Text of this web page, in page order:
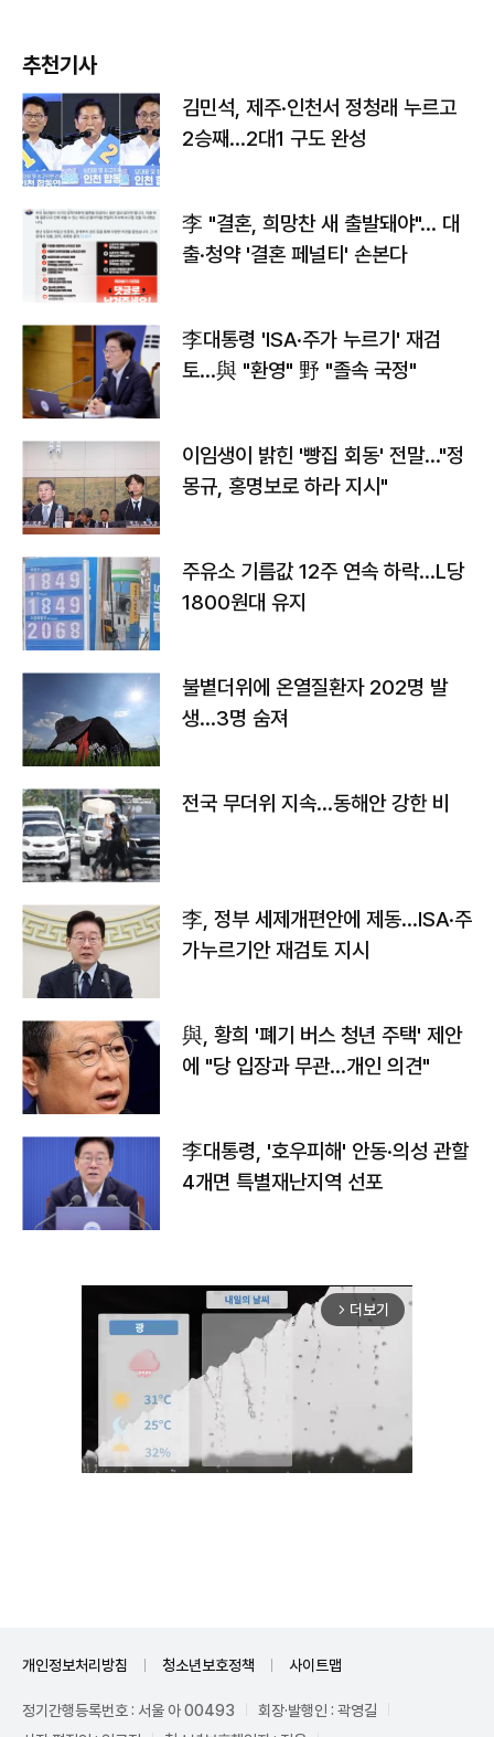
추천기사
김민석, 제주·인천서 정청래 누르고
2승째…2대1 구도 완성
李 "결혼, 희망찬 새 출발돼야"… 대
출·청약 '결혼 페널티' 손본다
李대통령 'ISA·주가 누르기' 재검
토…與 "환영" 野 "졸속 국정"
이임생이 밝힌 '빵집 회동' 전말…"정
몽규, 홍명보로 하라 지시"
주유소 기름값 12주 연속 하락…L당
1800원대 유지
불볕더위에 온열질환자 202명 발
생…3명 숨져
전국 무더위 지속…동해안 강한 비
李, 정부 세제개편안에 제동…ISA·주
가누르기안 재검토 지시
與, 황희 '폐기 버스 청년 주택' 제안
에 "당 입장과 무관…개인 의견"
李대통령, '호우피해' 안동·의성 관할
4개면 특별재난지역 선포
arrow_forward_ios 더보기
개인정보처리방침 청소년보호정책 사이트맵
정기간행등록번호 : 서울 아 00493
회장·발행인 : 곽영길